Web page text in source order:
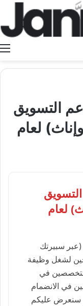
التسويق
لعام
لعام
سبيرتك
لشغل وظيفة
في
في الانضمام
سنعرض عليكم